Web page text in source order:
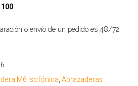
o envío de un pedido es 48/72
M6 Isofónica,Abrazaderas